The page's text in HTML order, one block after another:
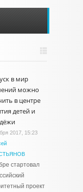
в мир
можно
в центре
детей и
2017, 15:23
стартовал
проект